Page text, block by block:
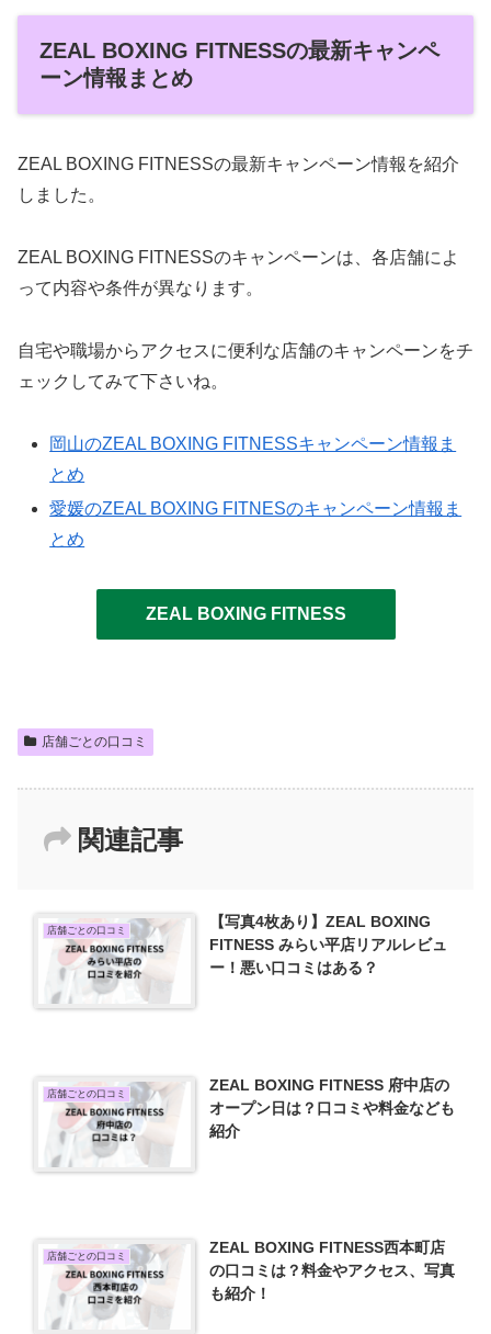
ZEAL BOXING FITNESSの最新キャンペ
ーン情報まとめ
ZEAL BOXING FITNESSの最新キャンペーン情報を紹介
しました。
ZEAL BOXING FITNESSのキャンペーンは、各店舗によ
って内容や条件が異なります。
自宅や職場からアクセスに便利な店舗のキャンペーンをチ
ェックしてみて下さいね。
岡山のZEAL BOXING FITNESSキャンペーン情報ま
とめ
愛媛のZEAL BOXING FITNESのキャンペーン情報ま
とめ
ZEAL BOXING FITNESS
店舗ごとの口コミ
関連記事
店舗ごとの口コミ
【写真4枚あり】ZEAL BOXING
FITNESS みらい平店リアルレビュ
ー！悪い口コミはある？
店舗ごとの口コミ
ZEAL BOXING FITNESS 府中店の
オープン日は？口コミや料金なども
紹介
店舗ごとの口コミ
ZEAL BOXING FITNESS西本町店
の口コミは？料金やアクセス、写真
も紹介！